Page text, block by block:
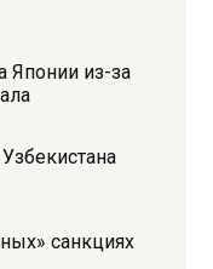
Японии из-за
санкциях